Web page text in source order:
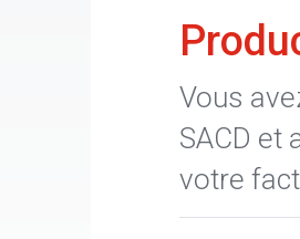
Vous
SACD et
votre